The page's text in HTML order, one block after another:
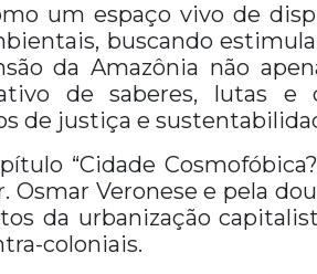
um espaço vivo de
buscando
da Amazônia não
de saberes, lutas e
de justiça e
“Cidade
Osmar Veronese e pela
da urbanização
coloniais.